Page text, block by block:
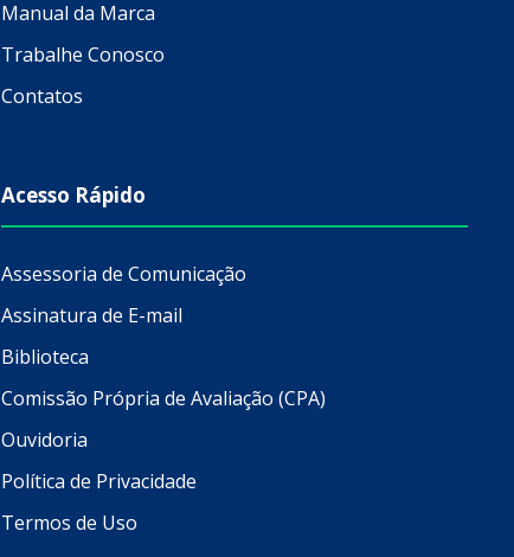
Manual da Marca
Trabalhe Conosco
Contatos
Acesso Rápido
Assessoria de Comunicação
Assinatura de E-mail
Biblioteca
Comissão Própria de Avaliação (CPA)
Ouvidoria
Política de Privacidade
Termos de Uso